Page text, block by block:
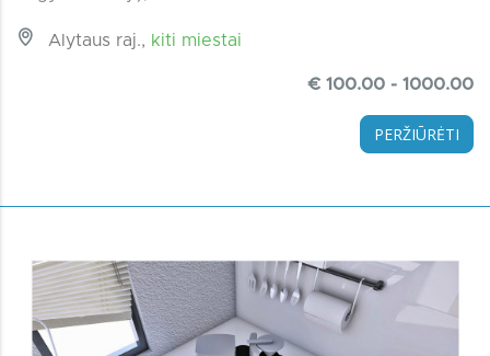
Alytaus raj., kiti miestai
€ 100.00 - 1000.00
PERŽIŪRĖTI